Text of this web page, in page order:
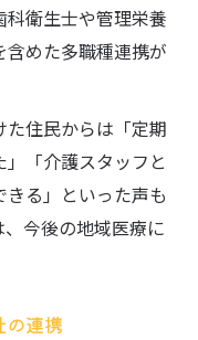
衛生士や管理栄養
めた多職種連携が
住民からは「定期
「介護スタッフと
る」といった声も
今後の地域医療に
の連携